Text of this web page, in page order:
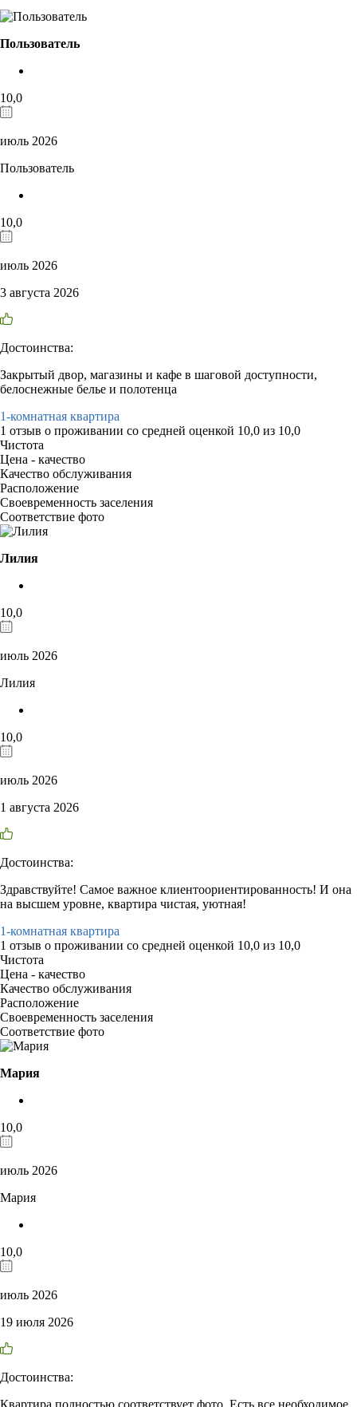
Пользователь
10,0
июль 2026
Пользователь
10,0
июль 2026
3 августа 2026
Достоинства:
Закрытый двор, магазины и кафе в шаговой доступности,
белоснежные белье и полотенца
1-комнатная квартира
1 отзыв о проживании со средней оценкой 10,0 из 10,0
Чистота
Цена - качество
Качество обслуживания
Расположение
Своевременность заселения
Соответствие фото
Лилия
10,0
июль 2026
Лилия
10,0
июль 2026
1 августа 2026
Достоинства:
Здравствуйте! Самое важное клиентоориентированность! И она
на высшем уровне, квартира чистая, уютная!
1-комнатная квартира
1 отзыв о проживании со средней оценкой 10,0 из 10,0
Чистота
Цена - качество
Качество обслуживания
Расположение
Своевременность заселения
Соответствие фото
Мария
10,0
июль 2026
Мария
10,0
июль 2026
19 июля 2026
Достоинства:
Квартира полностью соответствует фото. Есть все необходимое.